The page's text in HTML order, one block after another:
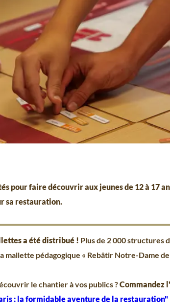
pour faire découvrir aux jeunes de 12 à 17
sa restauration.
a été distribué ! Plus de 2 000 structures
mallette pédagogique « Rebâtir Notre-Dame de
le chantier à vos publics ?Commandez
: la formidable aventure de la restauration"